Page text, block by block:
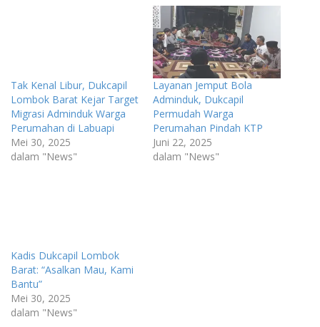
Tak Kenal Libur, Dukcapil
Lombok Barat Kejar Target
Migrasi Adminduk Warga
Perumahan di Labuapi
Mei 30, 2025
dalam "News"
Layanan Jemput Bola
Adminduk, Dukcapil
Permudah Warga
Perumahan Pindah KTP
Juni 22, 2025
dalam "News"
Kadis Dukcapil Lombok
Barat: “Asalkan Mau, Kami
Bantu”
Mei 30, 2025
dalam "News"